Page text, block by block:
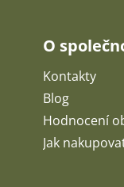
O
Kontakty
Blog
Hodnocení
Jak